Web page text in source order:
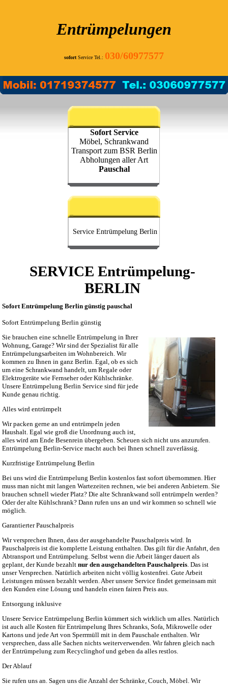
Entrümpelungen
sofort Service Tel.: 030/60977577
Sofort Service
Möbel, Schrankwand
Transport zum BSR Berlin
Abholungen aller Art
Pauschal
Service Entrümpelung Berlin
SERVICE Entrümpelung-
BERLIN
Sofort Entrümpelung Berlin günstig pauschal
Sofort Entrümpelung Berlin günstig
Sie brauchen eine schnelle Entrümpelung in Ihrer
Wohnung, Garage? Wir sind der Spezialist für alle
Entrümpelungsarbeiten im Wohnbereich. Wir
kommen zu Ihnen in ganz Berlin. Egal, ob es sich
um eine Schrankwand handelt, um Regale oder
Elektrogeräte wie Fernseher oder Kühlschränke.
Unsere Entrümpelung Berlin Service sind für jede
Kunde genau richtig.
Alles wird entrümpelt
Wir packen gerne an und entrümpeln jeden
Haushalt. Egal wie groß die Unordnung auch ist,
alles wird am Ende Besenrein übergeben. Scheuen sich nicht uns anzurufen.
Entrümpelung Berlin-Service macht auch bei Ihnen schnell zuverlässig.
Kurzfristige Entrümpelung Berlin
Bei uns wird die Entrümpelung Berlin kostenlos fast sofort übernommen. Hier
muss man nicht mit langen Wartezeiten rechnen, wie bei anderen Anbietern. Sie
brauchen schnell wieder Platz? Die alte Schrankwand soll entrümpeln werden?
Oder der alte Kühlschrank? Dann rufen uns an und wir kommen so schnell wie
möglich.
Garantierter Pauschalpreis
Wir versprechen Ihnen, dass der ausgehandelte Pauschalpreis wird. In
Pauschalpreis ist die komplette Leistung enthalten. Das gilt für die Anfahrt, den
Abtransport und Entrümpelung. Selbst wenn die Arbeit länger dauert als
geplant, der Kunde bezahlt nur den ausgehandelten Pauschalpreis. Das ist
unser Versprechen. Natürlich arbeiten nicht völlig kostenfrei. Gute Arbeit
Leistungen müssen bezahlt werden. Aber unsere Service findet gemeinsam mit
den Kunden eine Lösung und handeln einen fairen Preis aus.
Entsorgung inklusive
Unsere Service Entrümpelung Berlin kümmert sich wirklich um alles. Natürlich
ist auch alle Kosten für Entrümpelung Ihres Schranks, Sofa, Mikrowelle oder
Kartons und jede Art von Sperrmüll mit in dem Pauschale enthalten. Wir
versprechen, dass alle Sachen nichts weiterverwenden. Wir fahren gleich nach
der Entrümpelung zum Recyclinghof und geben da alles restlos.
Der Ablauf
Sie rufen uns an. Sagen uns die Anzahl der Schränke, Couch, Möbel. Wir